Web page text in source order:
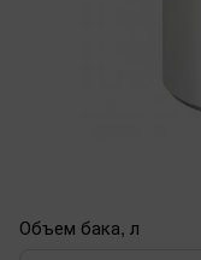
Объем бака, л